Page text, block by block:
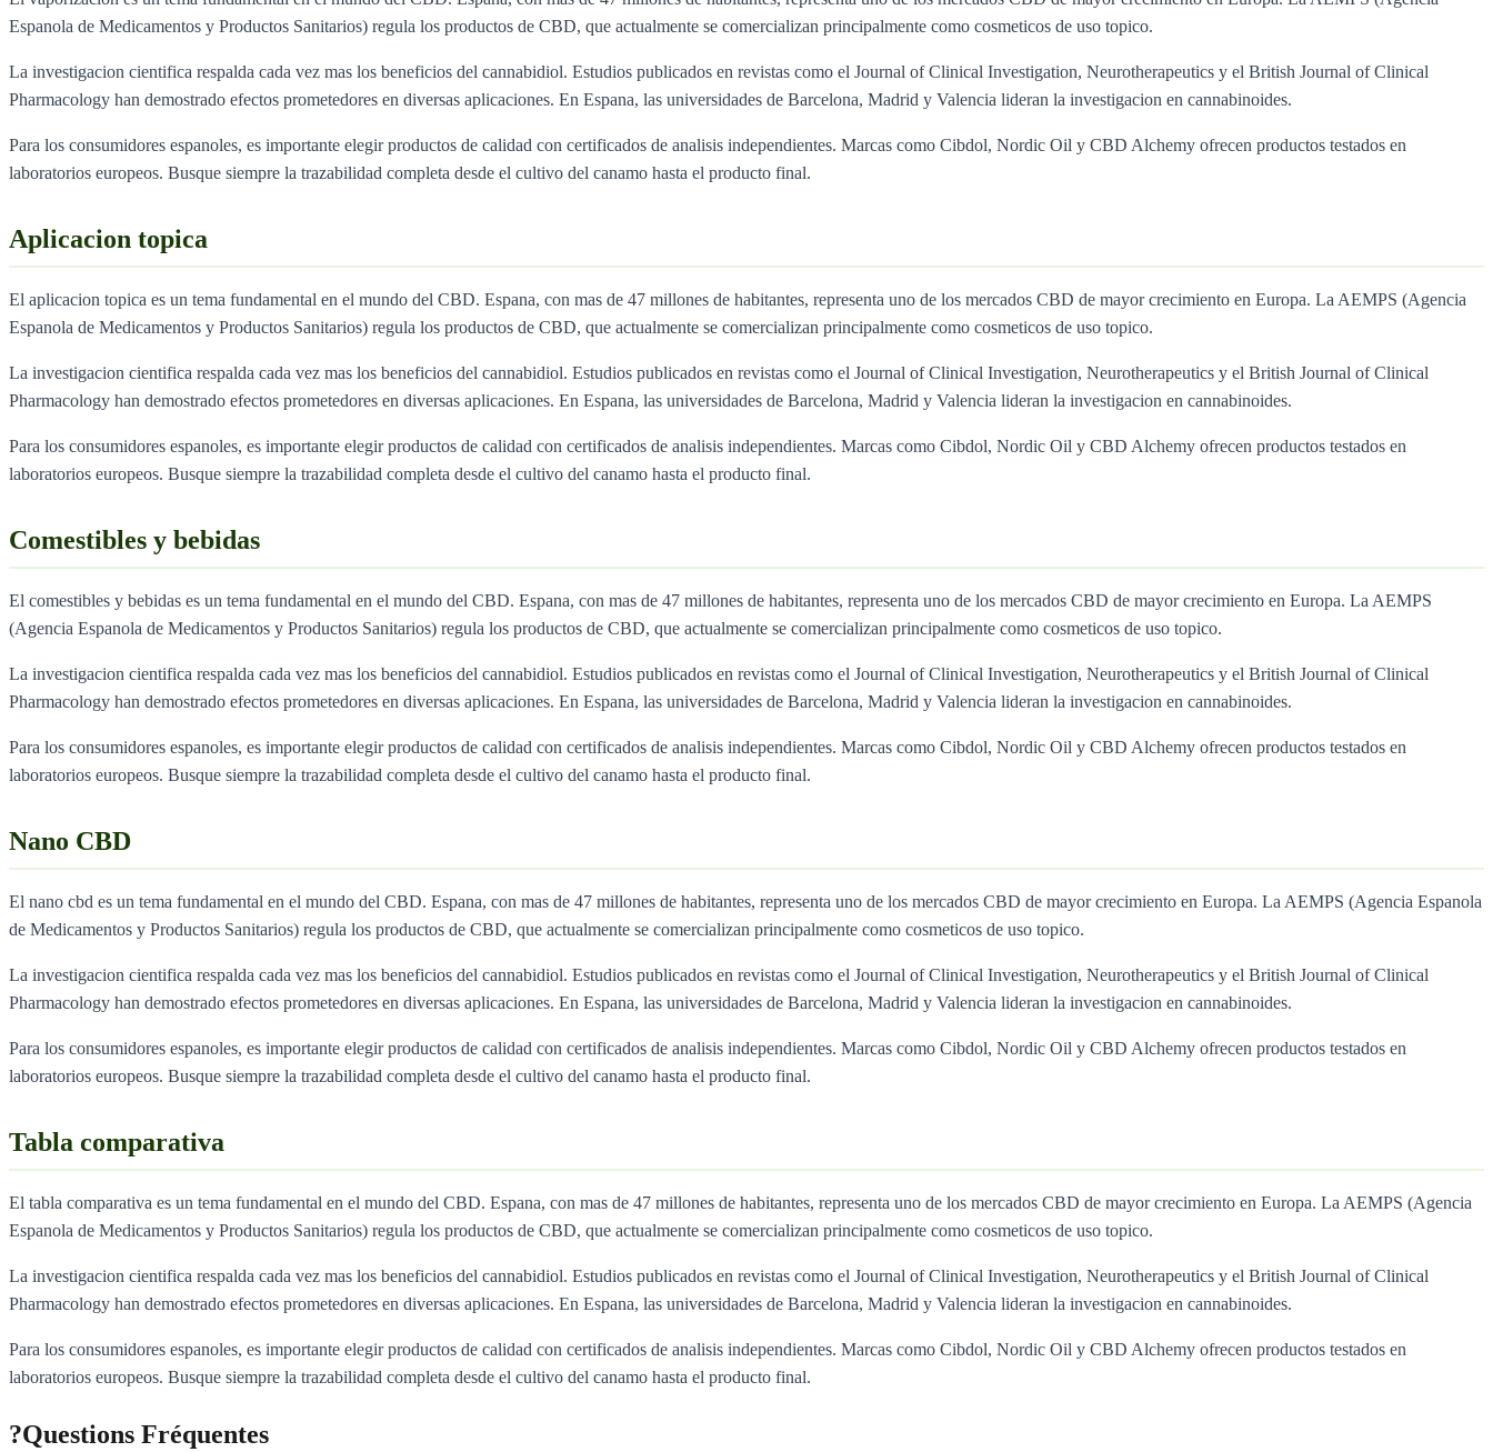
Espanola de Medicamentos y Productos Sanitarios) regula los productos de CBD, que actualmente se comercializan principalmente como cosmeticos de uso topico.
La investigacion cientifica respalda cada vez mas los beneficios del cannabidiol. Estudios publicados en revistas como el Journal of Clinical Investigation, Neurotherapeutics y el British Journal of Clinical
Pharmacology han demostrado efectos prometedores en diversas aplicaciones. En Espana, las universidades de Barcelona, Madrid y Valencia lideran la investigacion en cannabinoides.
Para los consumidores espanoles, es importante elegir productos de calidad con certificados de analisis independientes. Marcas como Cibdol, Nordic Oil y CBD Alchemy ofrecen productos testados en
laboratorios europeos. Busque siempre la trazabilidad completa desde el cultivo del canamo hasta el producto final.
Aplicacion topica
El aplicacion topica es un tema fundamental en el mundo del CBD. Espana, con mas de 47 millones de habitantes, representa uno de los mercados CBD de mayor crecimiento en Europa. La AEMPS (Agencia
Espanola de Medicamentos y Productos Sanitarios) regula los productos de CBD, que actualmente se comercializan principalmente como cosmeticos de uso topico.
La investigacion cientifica respalda cada vez mas los beneficios del cannabidiol. Estudios publicados en revistas como el Journal of Clinical Investigation, Neurotherapeutics y el British Journal of Clinical
Pharmacology han demostrado efectos prometedores en diversas aplicaciones. En Espana, las universidades de Barcelona, Madrid y Valencia lideran la investigacion en cannabinoides.
Para los consumidores espanoles, es importante elegir productos de calidad con certificados de analisis independientes. Marcas como Cibdol, Nordic Oil y CBD Alchemy ofrecen productos testados en
laboratorios europeos. Busque siempre la trazabilidad completa desde el cultivo del canamo hasta el producto final.
Comestibles y bebidas
El comestibles y bebidas es un tema fundamental en el mundo del CBD. Espana, con mas de 47 millones de habitantes, representa uno de los mercados CBD de mayor crecimiento en Europa. La AEMPS
(Agencia Espanola de Medicamentos y Productos Sanitarios) regula los productos de CBD, que actualmente se comercializan principalmente como cosmeticos de uso topico.
La investigacion cientifica respalda cada vez mas los beneficios del cannabidiol. Estudios publicados en revistas como el Journal of Clinical Investigation, Neurotherapeutics y el British Journal of Clinical
Pharmacology han demostrado efectos prometedores en diversas aplicaciones. En Espana, las universidades de Barcelona, Madrid y Valencia lideran la investigacion en cannabinoides.
Para los consumidores espanoles, es importante elegir productos de calidad con certificados de analisis independientes. Marcas como Cibdol, Nordic Oil y CBD Alchemy ofrecen productos testados en
laboratorios europeos. Busque siempre la trazabilidad completa desde el cultivo del canamo hasta el producto final.
Nano CBD
El nano cbd es un tema fundamental en el mundo del CBD. Espana, con mas de 47 millones de habitantes, representa uno de los mercados CBD de mayor crecimiento en Europa. La AEMPS (Agencia Espanola
de Medicamentos y Productos Sanitarios) regula los productos de CBD, que actualmente se comercializan principalmente como cosmeticos de uso topico.
La investigacion cientifica respalda cada vez mas los beneficios del cannabidiol. Estudios publicados en revistas como el Journal of Clinical Investigation, Neurotherapeutics y el British Journal of Clinical
Pharmacology han demostrado efectos prometedores en diversas aplicaciones. En Espana, las universidades de Barcelona, Madrid y Valencia lideran la investigacion en cannabinoides.
Para los consumidores espanoles, es importante elegir productos de calidad con certificados de analisis independientes. Marcas como Cibdol, Nordic Oil y CBD Alchemy ofrecen productos testados en
laboratorios europeos. Busque siempre la trazabilidad completa desde el cultivo del canamo hasta el producto final.
Tabla comparativa
El tabla comparativa es un tema fundamental en el mundo del CBD. Espana, con mas de 47 millones de habitantes, representa uno de los mercados CBD de mayor crecimiento en Europa. La AEMPS (Agencia
Espanola de Medicamentos y Productos Sanitarios) regula los productos de CBD, que actualmente se comercializan principalmente como cosmeticos de uso topico.
La investigacion cientifica respalda cada vez mas los beneficios del cannabidiol. Estudios publicados en revistas como el Journal of Clinical Investigation, Neurotherapeutics y el British Journal of Clinical
Pharmacology han demostrado efectos prometedores en diversas aplicaciones. En Espana, las universidades de Barcelona, Madrid y Valencia lideran la investigacion en cannabinoides.
Para los consumidores espanoles, es importante elegir productos de calidad con certificados de analisis independientes. Marcas como Cibdol, Nordic Oil y CBD Alchemy ofrecen productos testados en
laboratorios europeos. Busque siempre la trazabilidad completa desde el cultivo del canamo hasta el producto final.
?Questions Fréquentes